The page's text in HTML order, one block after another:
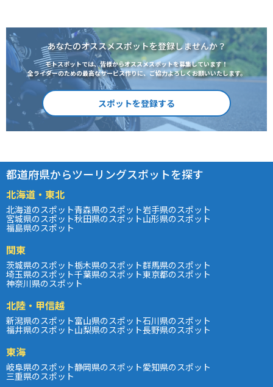
あなたのオススメスポットを登録しませんか？
モトスポットでは、皆様からオススメスポットを募集しています！
全ライダーのための最高なサービス作りに、ご協力よろしくお願いいたします。
スポットを登録する
都道府県からツーリングスポットを探す
北海道・東北
北海道のスポット青森県のスポット岩手県のスポット
宮城県のスポット秋田県のスポット山形県のスポット
福島県のスポット
関東
茨城県のスポット栃木県のスポット群馬県のスポット
埼玉県のスポット千葉県のスポット東京都のスポット
神奈川県のスポット
北陸・甲信越
新潟県のスポット富山県のスポット石川県のスポット
福井県のスポット山梨県のスポット長野県のスポット
東海
岐阜県のスポット静岡県のスポット愛知県のスポット
三重県のスポット